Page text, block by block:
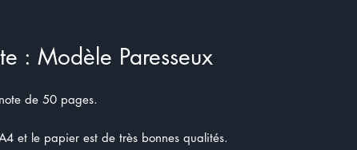
: Modèle Paresseux
de 50 pages.
et le papier est de très bonnes qualités.